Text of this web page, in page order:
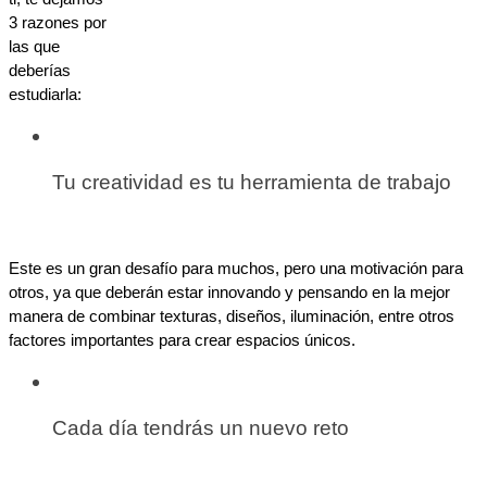
3 razones por
las que
deberías
estudiarla:
Tu creatividad es tu herramienta de trabajo
Este es un gran desafío para muchos, pero una motivación para
otros, ya que deberán estar innovando y pensando en la mejor
manera de combinar texturas, diseños, iluminación, entre otros
factores importantes para crear espacios únicos.
Cada día tendrás un nuevo reto